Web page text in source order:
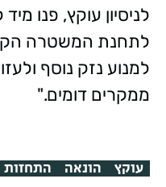
לתחנת המשטרה
למנוע נזק נוסף
ממקרים דומים."
עוקץ הונאה התחזות